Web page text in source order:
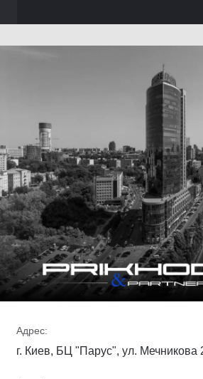
Адрес:
г. Киев, БЦ "Парус", ул. Мечникова